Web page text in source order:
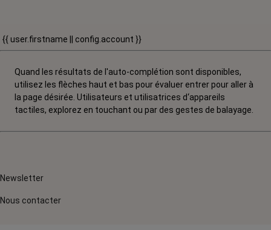
{{ user.firstname || config.account }}
Quand les résultats de l'auto-complétion sont disponibles,
utilisez les flèches haut et bas pour évaluer entrer pour aller à
la page désirée. Utilisateurs et utilisatrices d‘appareils
tactiles, explorez en touchant ou par des gestes de balayage.
Newsletter
Nous contacter